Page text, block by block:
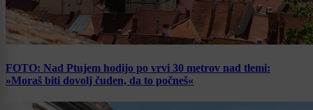
FOTO: Nad Ptujem hodijo po vrvi 30 metrov nad tlemi:
»Moraš biti dovolj čuden, da to počneš«